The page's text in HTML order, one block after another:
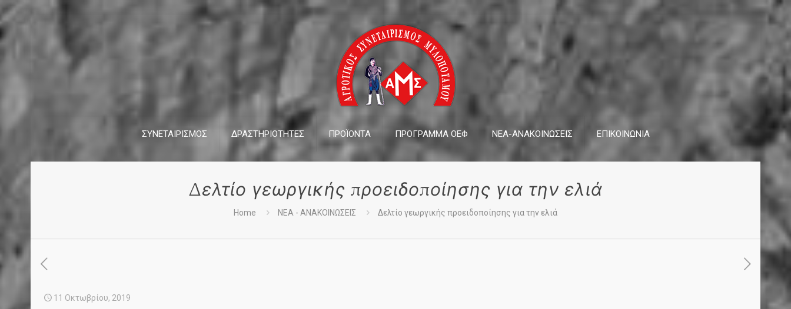
ΣΥΝΕΤΑΙΡΙΣΜΟΣ ΔΡΑΣΤΗΡΙΟΤΗΤΕΣ ΠΡΟΪΟΝΤΑ ΠΡΟΓΡΑΜΜΑ ΟΕΦ ΝΕΑ-ΑΝΑΚΟΙΝΩΣΕΙΣ ΕΠΙΚΟΙΝΩΝΙΑ
Δελτίο γεωργικής προειδοποίησης για την ελιά
Home ΝΕΑ - ΑΝΑΚΟΙΝΩΣΕΙΣ Δελτίο γεωργικής προειδοποίησης για την ελιά
11 Οκτωβρίου, 2019